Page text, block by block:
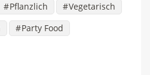
Pflanzlich
Vegetarisch
Party Food